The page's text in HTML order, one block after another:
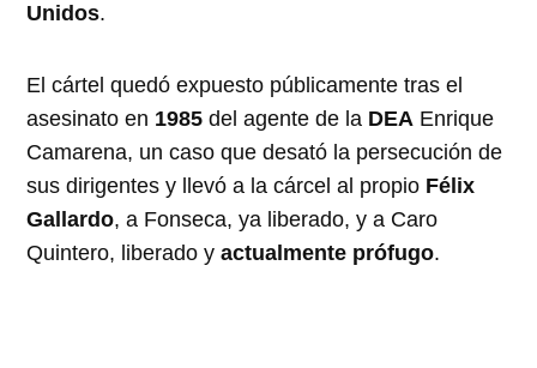
Unidos.
El cártel quedó expuesto públicamente tras el
asesinato en 1985 del agente de la DEA Enrique
Camarena, un caso que desató la persecución de
sus dirigentes y llevó a la cárcel al propio Félix
Gallardo, a Fonseca, ya liberado, y a Caro
Quintero, liberado yactualmente prófugo.